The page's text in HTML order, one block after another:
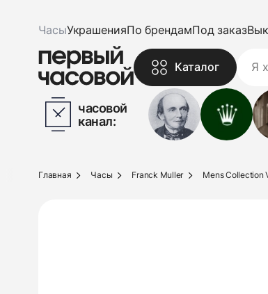
ЧасыУкрашенияПо брендамПод заказ
Каталог
часовой
канал:
Главная Часы Franck Muller Mens Collection